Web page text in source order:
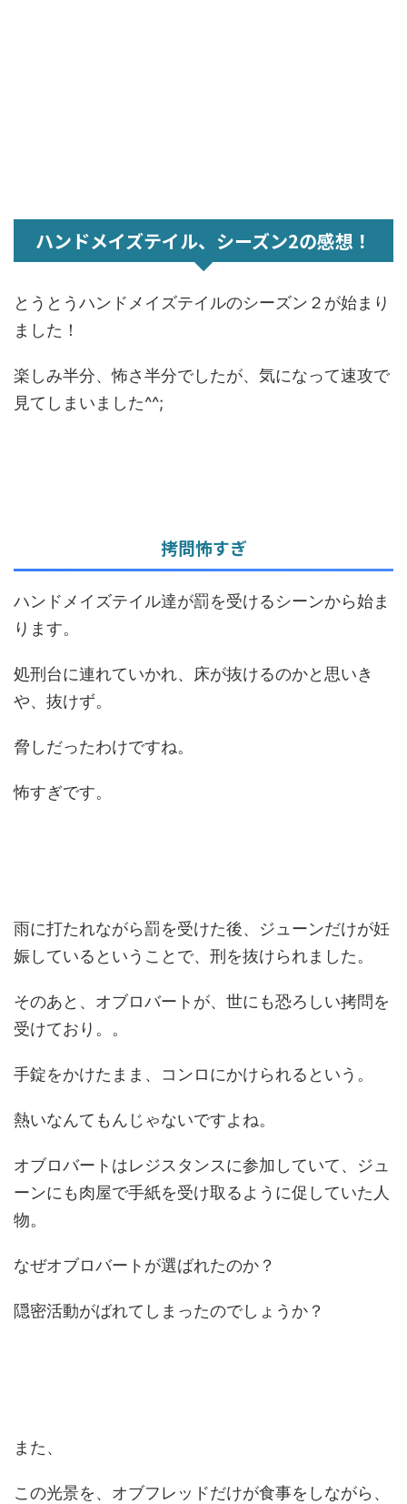
ハンドメイズテイル、シーズン2の感想！
とうとうハンドメイズテイルのシーズン２が始まり
ました！
楽しみ半分、怖さ半分でしたが、気になって速攻で
見てしまいました^^;
拷問怖すぎ
ハンドメイズテイル達が罰を受けるシーンから始ま
ります。
処刑台に連れていかれ、床が抜けるのかと思いき
や、抜けず。
脅しだったわけですね。
怖すぎです。
雨に打たれながら罰を受けた後、ジューンだけが妊
娠しているということで、刑を抜けられました。
そのあと、オブロバートが、世にも恐ろしい拷問を
受けており。。
手錠をかけたまま、コンロにかけられるという。
熱いなんてもんじゃないですよね。
オブロバートはレジスタンスに参加していて、ジュ
ーンにも肉屋で手紙を受け取るように促していた人
物。
なぜオブロバートが選ばれたのか？
隠密活動がばれてしまったのでしょうか？
また、
この光景を、オブフレッドだけが食事をしながら、